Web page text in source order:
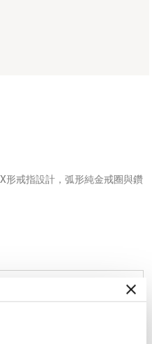
形戒指設計，弧形純金戒圈與鑽